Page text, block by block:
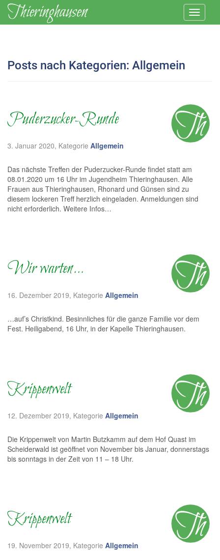
Posts nach Kategorien: Allgemein
Puderzucker-Runde
3. Januar 2020, Kategorie Allgemein
Das nächste Treffen der Puderzucker-Runde findet statt am
08.01.2020 um 16 Uhr im Jugendheim Thieringhausen. Alle
Frauen aus Thieringhausen, Rhonard und Günsen sind zu
diesem lockeren Treff herzlich eingeladen. Anmeldungen sind
nicht erforderlich. Weitere Infos…
Wir warten…
16. Dezember 2019, Kategorie Allgemein
…auf’s Christkind. Besinnliches für die ganze Familie vor dem
Fest. Heiligabend, 16 Uhr, in der Kapelle Thieringhausen.
Krippenwelt
12. Dezember 2019, Kategorie Allgemein
Die Krippenwelt von Martin Butzkamm auf dem Hof Quast im
Scheiderwald ist geöffnet von November bis Januar, donnerstags
bis sonntags in der Zeit von 11 – 18 Uhr.
Krippenwelt
19. November 2019, Kategorie Allgemein